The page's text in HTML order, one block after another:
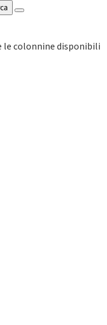
le colonnine disponibili